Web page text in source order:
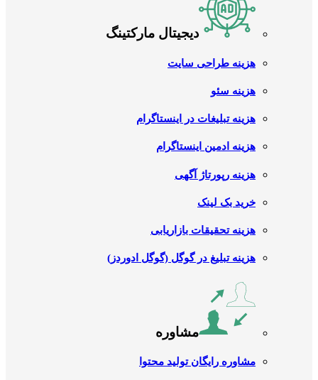
دیجیتال مارکتینگ
هزینه طراحی سایت
هزینه سئو
هزینه تبلیغات در اینستاگرام
هزینه ادمین اینستاگرام
هزینه رپورتاژ آگهی
خرید بک لینک
هزینه تحقیقات بازاریابی
هزینه تبلیغ در گوگل (گوگل ادوردز)
مشاوره
مشاوره رایگان تولید محتوا